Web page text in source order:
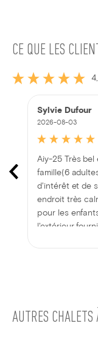
CE QUE LES
Sylvie Dufour
2026-08-03
Aiy-25 Très
famille(6
d'intérêt et de
endroit très
pour les
l'extérieur
AUTRES